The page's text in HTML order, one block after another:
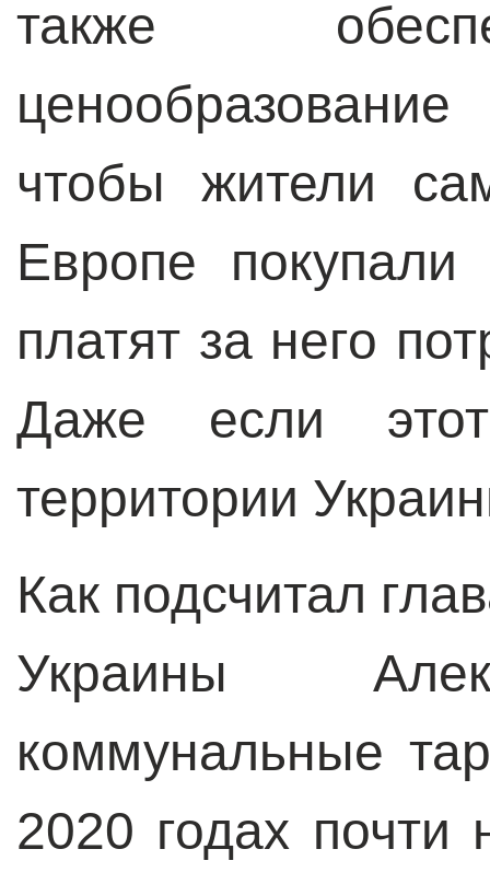
также
чтобы жители
Европе
платят за него
Даже если
территории
Как подсчитал
Украины
коммунальные
2020 годах